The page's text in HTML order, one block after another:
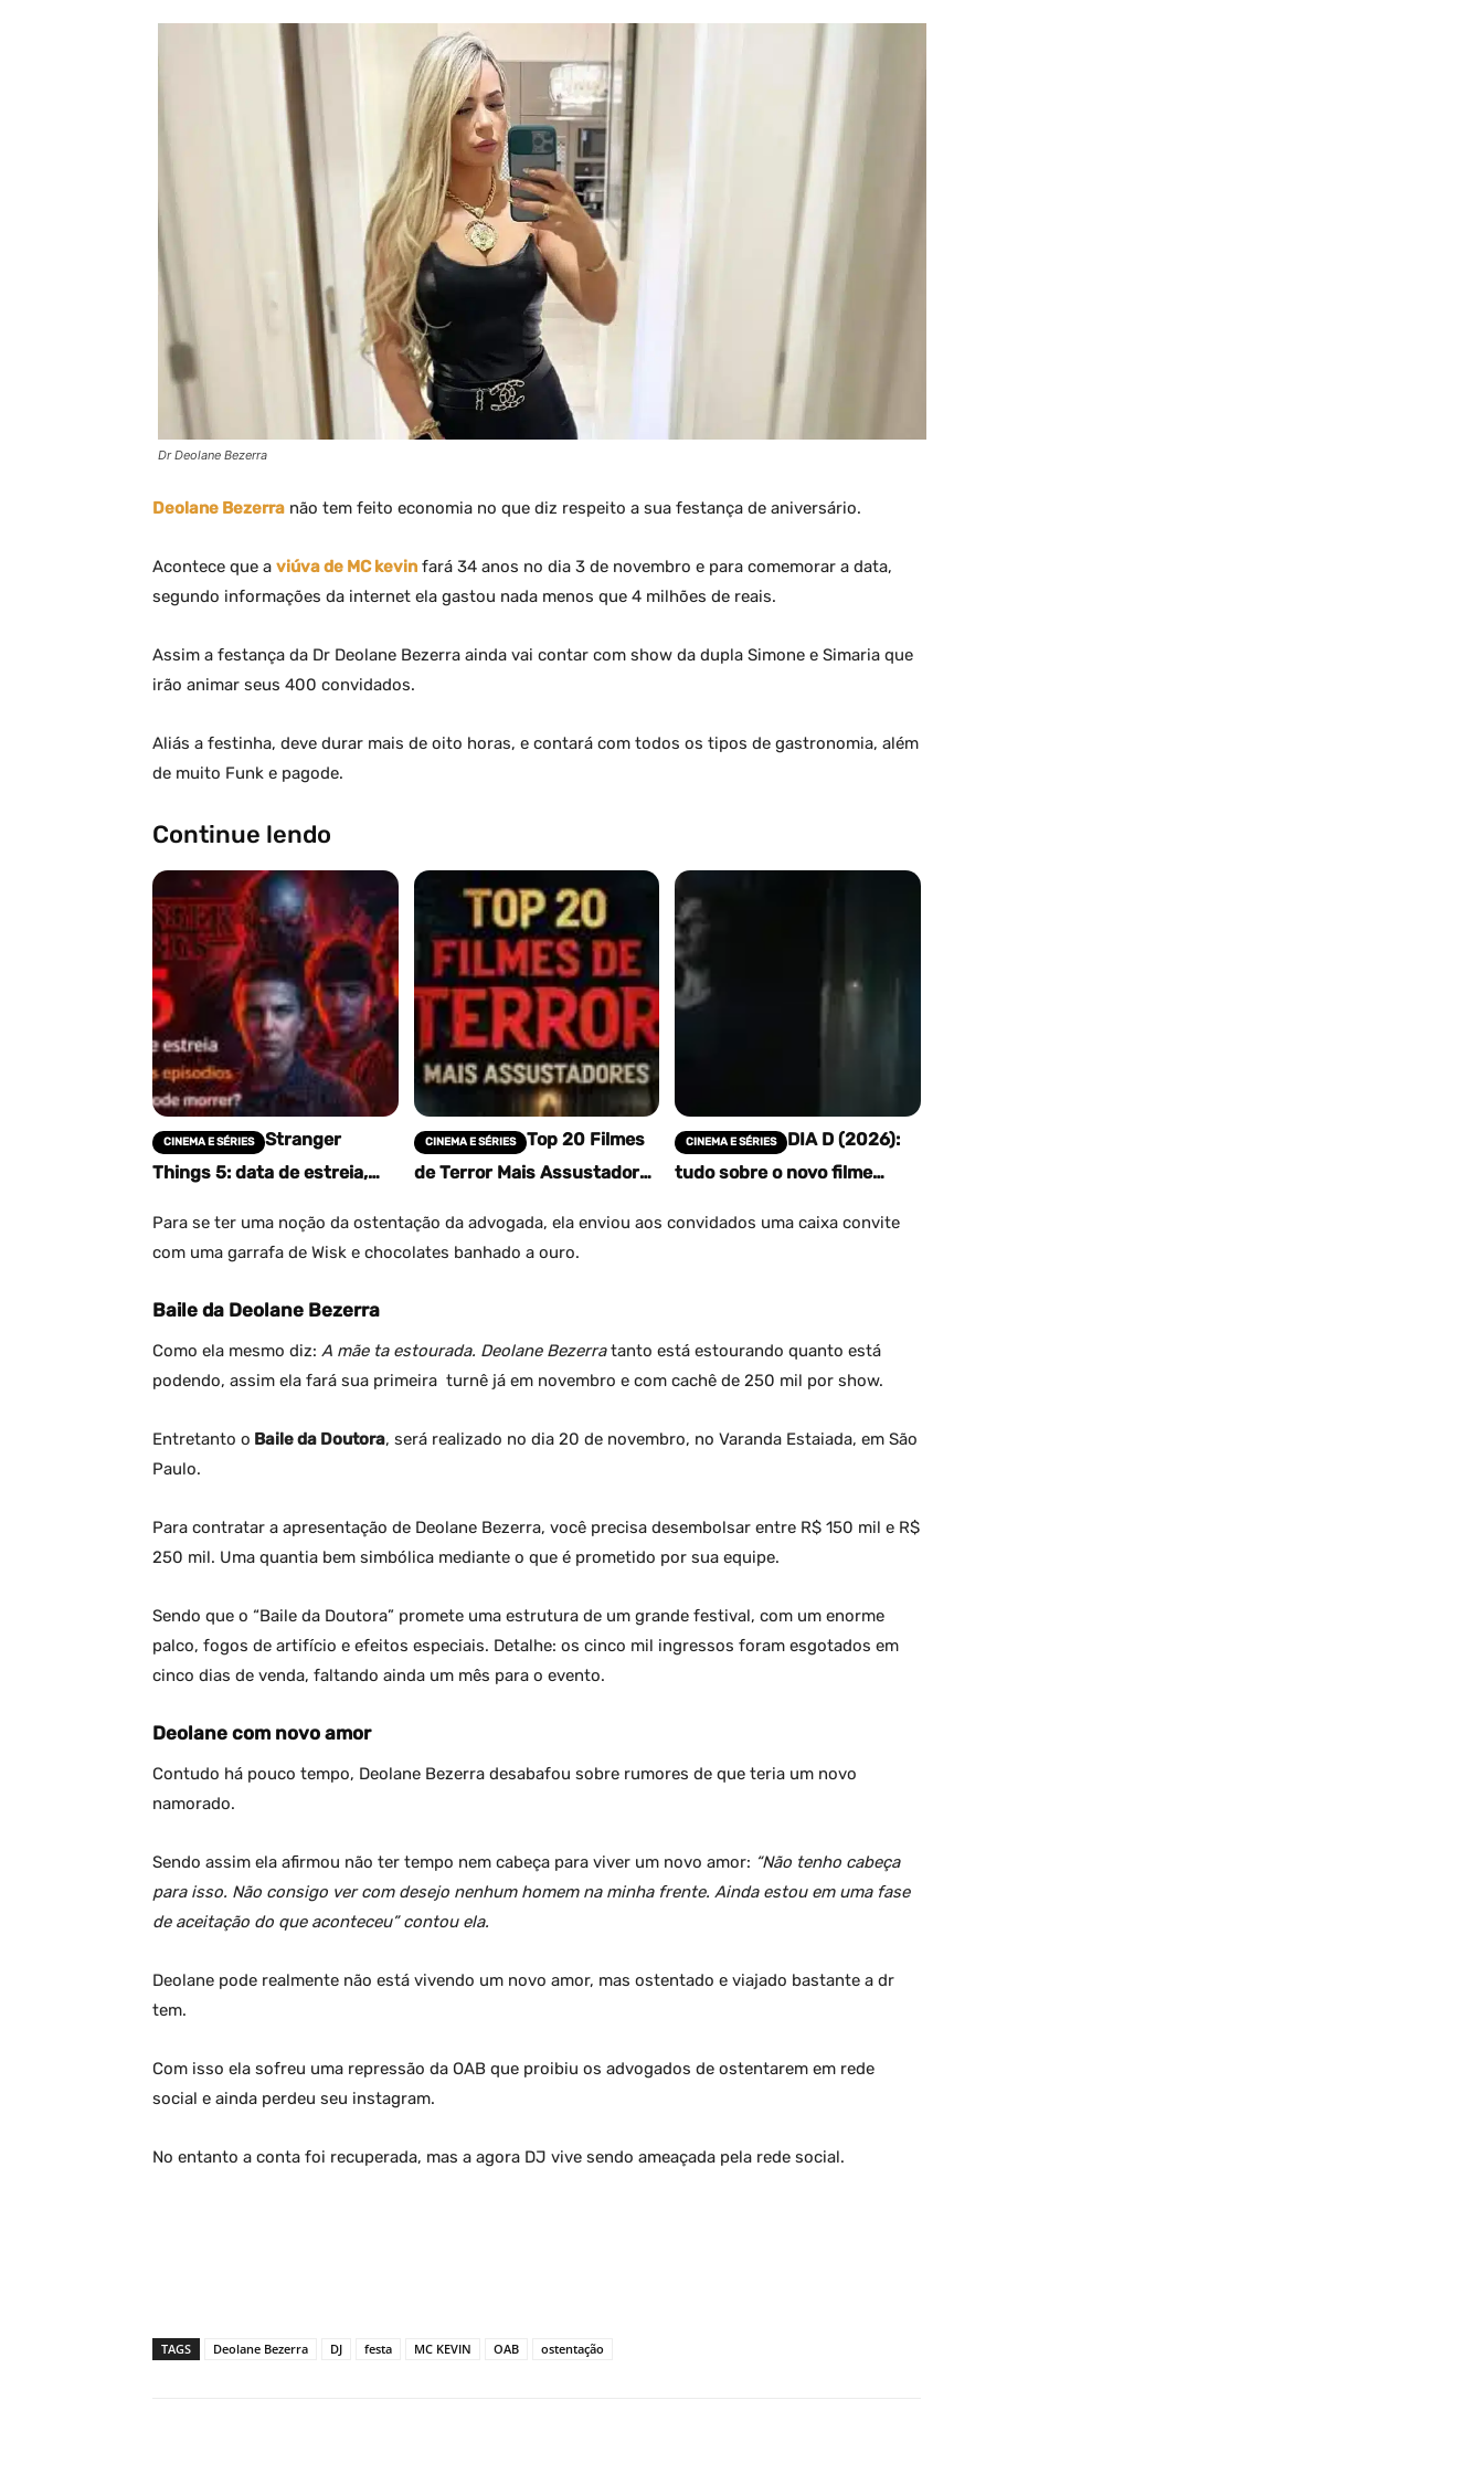
Dr Deolane Bezerra
Deolane Bezerra não tem feito economia no que diz respeito a sua festança de aniversário.
Acontece que a viúva de MC kevin fará 34 anos no dia 3 de novembro e para comemorar a data,
segundo informações da internet ela gastou nada menos que 4 milhões de reais.
Assim a festança da Dr Deolane Bezerra ainda vai contar com show da dupla Simone e Simaria que
irão animar seus 400 convidados.
Aliás a festinha, deve durar mais de oito horas, e contará com todos os tipos de gastronomia, além
de muito Funk e pagode.
Continue lendo
CINEMA E SÉRIES
Stranger
Things 5: data de estreia,
última temporada e quem
CINEMA E SÉRIES
Top 20 Filmes
de Terror Mais Assustadores
– Os Que Realmente Dão
Medo!
CINEMA E SÉRIES
DIA D (2026):
tudo sobre o novo filme
Para se ter uma noção da ostentação da advogada, ela enviou aos convidados uma caixa convite
com uma garrafa de Wisk e chocolates banhado a ouro.
Baile da Deolane Bezerra
Como ela mesmo diz: A mãe ta estourada. Deolane Bezerratanto está estourando quanto está
podendo, assim ela fará sua primeira turnê já em novembro e com cachê de 250 mil por show.
Entretanto o Baile da Doutora, será realizado no dia 20 de novembro, no Varanda Estaiada, em São
Paulo.
Para contratar a apresentação de Deolane Bezerra, você precisa desembolsar entre R$ 150 mil e R$
250 mil. Uma quantia bem simbólica mediante o que é prometido por sua equipe.
Sendo que o “Baile da Doutora” promete uma estrutura de um grande festival, com um enorme
palco, fogos de artifício e efeitos especiais. Detalhe: os cinco mil ingressos foram esgotados em
cinco dias de venda, faltando ainda um mês para o evento.
Deolane com novo amor
Contudo há pouco tempo, Deolane Bezerra desabafou sobre rumores de que teria um novo
namorado.
Sendo assim ela afirmou não ter tempo nem cabeça para viver um novo amor: “Não tenho cabeça
para isso. Não consigo ver com desejo nenhum homem na minha frente. Ainda estou em uma fase
de aceitação do que aconteceu” contou ela.
Deolane pode realmente não está vivendo um novo amor, mas ostentado e viajado bastante a dr
tem.
Com isso ela sofreu uma repressão da OAB que proibiu os advogados de ostentarem em rede
social e ainda perdeu seu instagram.
No entanto a conta foi recuperada, mas a agora DJ vive sendo ameaçada pela rede social.
TAGS Deolane Bezerra DJ festa MC KEVIN OAB ostentação